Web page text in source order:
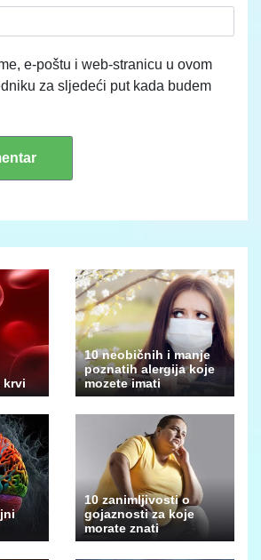
e-poštu i web-stranicu u ovom
za sljedeći put kada budem
krvi
10 neobičnih i manje
poznatih alergija koje
mozete imati
10 zanimljivosti o
gojaznosti za koje
morate znati